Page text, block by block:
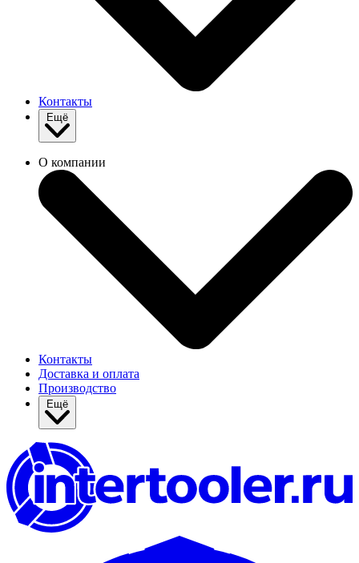
Контакты
О компании
Контакты
Доставка и оплата
Производство